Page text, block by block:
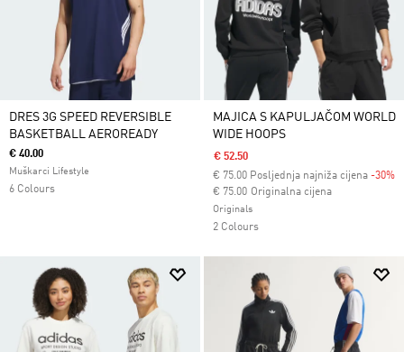
DRES 3G SPEED REVERSIBLE
BASKETBALL AEROREADY
€ 40.00
Muškarci Lifestyle
6 Colours
MAJICA S KAPULJAČOM WORLD
WIDE HOOPS
€ 52.50
€ 75.00 Posljednja najniža cijena -30%
Originalna cijena
Cijena umanjena od
€ 75.00za
Originals
2 Colours